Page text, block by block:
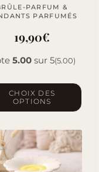
PARFUM &
PARFUMÉS
19,90€
5.00sur 5(5.00)
CHOIX DES
OPTIONS
Ce
produit
plusieurs
variations.
Les